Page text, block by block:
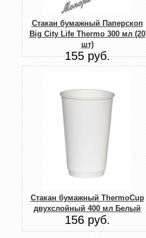
Стакан бумажный Паперскоп
Big City Life Thermo 300 мл (20
шт)
155 руб.
Стакан бумажный ThermoCup
двухслойный 400 мл Белый
156 руб.